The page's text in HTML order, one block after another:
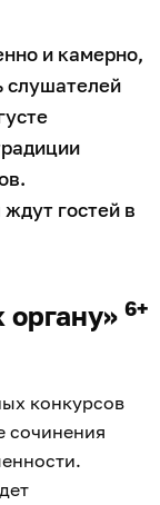
и камерно,
слушателей
гостей в
органу» 6+
конкурсов
сочинения